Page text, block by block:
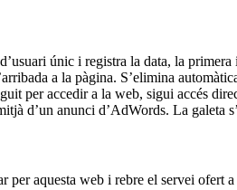
únic i registra la data, la
a la pàgina. S’elimina
per accedir a la web, sigui accés
d’un anunci d’AdWords. La galeta
aquesta web i rebre el servei ofert